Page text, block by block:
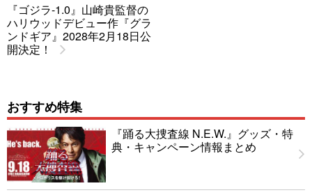
『ゴジラ-1.0』山崎貴監督の
ハリウッドデビュー作『グラ
ンドギア』2028年2月18日公
開決定！
おすすめ特集
『踊る大捜査線 N.E.W.』グッズ・特
典・キャンペーン情報まとめ